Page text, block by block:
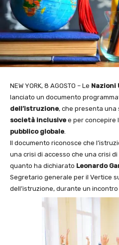
NEW YORK, 8 AGOSTO – Le Nazioni
lanciato un documento
dell’istruzione, che presenta
società inclusive e per concepire l
pubblico globale
Il documento riconosce che
una crisi di accesso che una crisi
quanto ha dichiarato Leonardo
Segretario generale per il Vertice
dell’istruzione, durante un incontro